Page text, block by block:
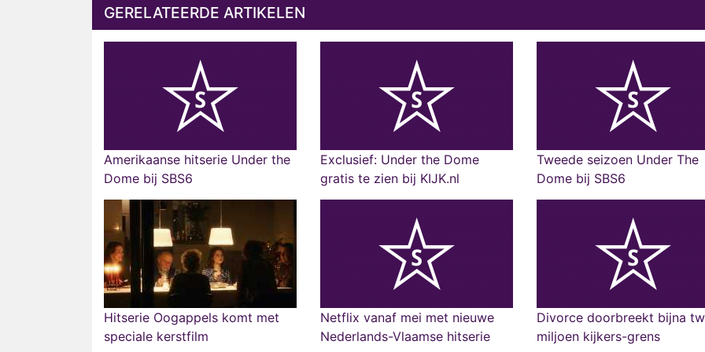
GERELATEERDE ARTIKELEN
Amerikaanse hitserie Under the
Dome bij SBS6
Exclusief: Under the Dome
gratis te zien bij KIJK.nl
Tweede seizoen Under The
Dome bij SBS6
Hitserie Oogappels komt met
speciale kerstfilm
Netflix vanaf mei met nieuwe
Nederlands-Vlaamse hitserie
Divorce doorbreekt bijna
miljoen kijkers-grens